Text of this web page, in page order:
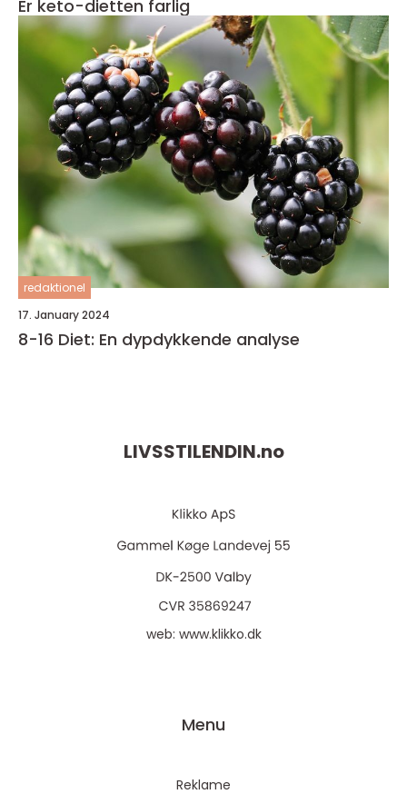
Er keto-dietten farlig
redaktionel
17. January 2024
8-16 Diet: En dypdykkende analyse
LIVSSTILENDIN.no
web: www.klikko.dk
Menu
Reklame